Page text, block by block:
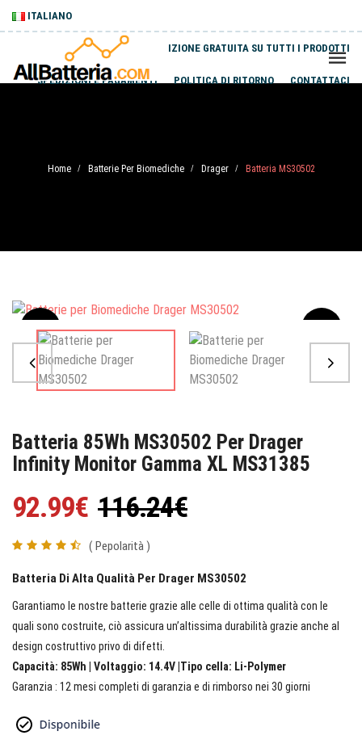
ITALIANO
SPEDIZIONE GRATUITA SU TUTTI I PRODOTTI
SPEDIZIONI E PAGAMENTI POLITICA DI RITORNO CONTATTACI
Home / Batterie Per Biomediche / Drager / Batteria MS30502
Sale
Batteria 85Wh MS30502 Per Drager
Infinity Monitor Gamma XL MS31385
92.99€ 116.24€
( Pepolarità )
Batteria Di Alta Qualità Per Drager MS30502
Garantiamo le nostre batterie grazie alle celle di ottima qualità con le
quali sono costruite, ciò assicura un’altissima durabilità grazie anche al
design costruttivo privo di difetti.
Capacità: 85Wh | Voltaggio: 14.4V |Tipo cella: Li-Polymer
Garanzia : 12 mesi completi di garanzia e di rimborso nei 30 giorni